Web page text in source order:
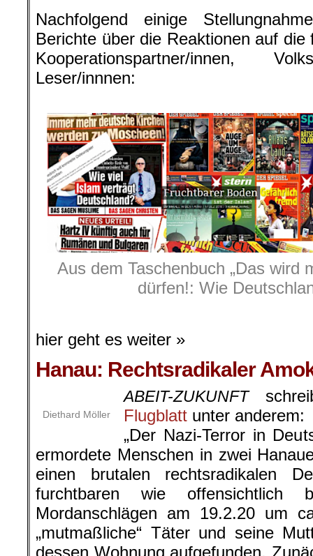
Nachfolgend einige
Berichte über die Reaktionen auf
Kooperationspartner/innen,
Leser/innnen:
Aus dem Taschenbuch „Das wird
dürfen!: Wie
hier geht es weiter »
Hanau: Rechtsradikaler
Diethard Möller
ABEIT-ZUKUNFT
Flugblatt unter anderem:
„Der Nazi-Terror in
ermordete Menschen in zwei
einen brutalen rechtsradikalen
furchtbaren wie offensichtlich
Mordanschlägen am 19.2.20 um
„mutmaßliche“ Täter und seine